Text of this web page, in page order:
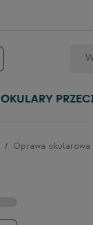
OKULARY
Oprawa okularowa